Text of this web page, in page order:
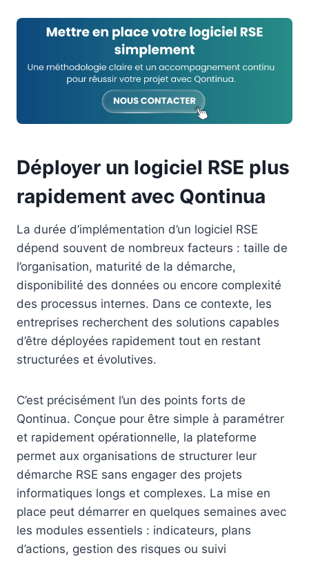
Déployer un logiciel RSE plus
rapidement avec Qontinua
La durée d’implémentation d’un logiciel RSE
dépend souvent de nombreux facteurs : taille de
l’organisation, maturité de la démarche,
disponibilité des données ou encore complexité
des processus internes. Dans ce contexte, les
entreprises recherchent des solutions capables
d’être déployées rapidement tout en restant
structurées et évolutives.
C’est précisément l’un des points forts de
Qontinua. Conçue pour être simple à paramétrer
et rapidement opérationnelle, la plateforme
permet aux organisations de structurer leur
démarche RSE sans engager des projets
informatiques longs et complexes. La mise en
place peut démarrer en quelques semaines avec
les modules essentiels : indicateurs, plans
d’actions, gestion des risques ou suivi